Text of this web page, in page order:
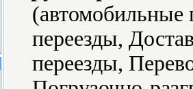
(автомобильные
переезды,
переезды,